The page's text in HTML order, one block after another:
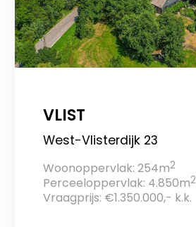
VLIST
West-Vlisterdijk 23
Woonoppervlak: 254m2
Perceeloppervlak: 4.850m2
Vraagprijs: €1.350.000,- k.k.